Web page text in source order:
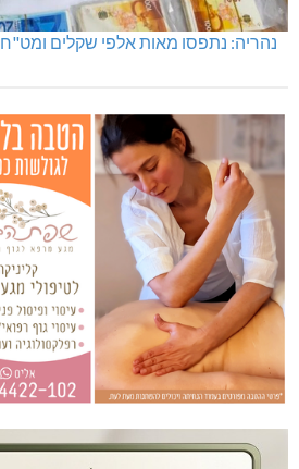
נהריה: נתפסו מאות אלפי שקלים ומט"ח